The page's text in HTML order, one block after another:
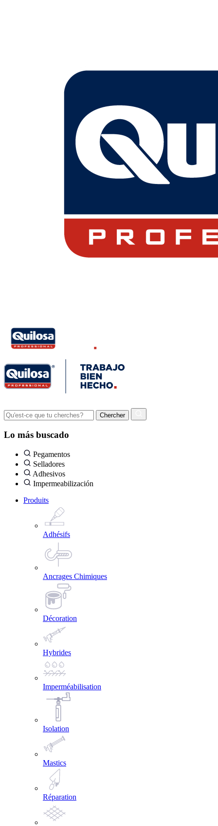
Lo más buscado
Pegamentos
Selladores
Adhesivos
Impermeabilización
Produits
Adhésifs
Ancrages Chimiques
Décoration
Hybrides
Imperméabilisation
Isolation
Mastics
Réparation